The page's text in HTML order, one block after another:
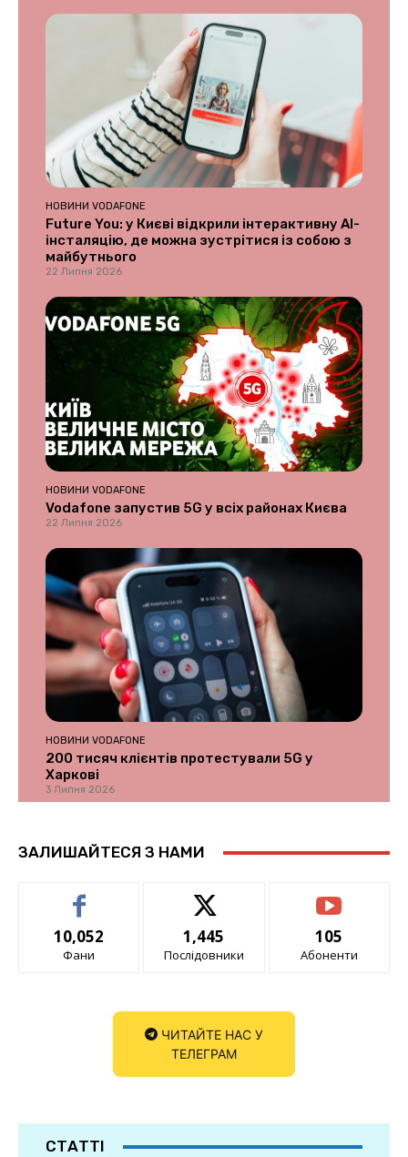
НОВИНИ VODAFONE
Future You: у Києві відкрили інтерактивну AI-
інсталяцію, де можна зустрітися із собою з
майбутнього
22 Липня 2026
НОВИНИ VODAFONE
Vodafone запустив 5G у всіх районах Києва
22 Липня 2026
НОВИНИ VODAFONE
200 тисяч клієнтів протестували 5G у
Харкові
3 Липня 2026
ЗАЛИШАЙТЕСЯ З НАМИ
10,052
Фани
1,445
Послідовники
105
Абоненти
ЧИТАЙТЕ НАС У
ТЕЛЕГРАМ
СТАТТІ